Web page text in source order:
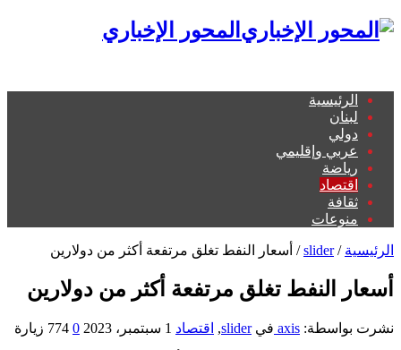
المحور الإخباري
الرئيسية
لبنان
دولي
عربي وإقليمي
رياضة
اقتصاد
ثقافة
منوعات
الرئيسية /
slider
/ أسعار النفط تغلق مرتفعة أكثر من دولارين
أسعار النفط تغلق مرتفعة أكثر من دولارين
نشرت بواسطة: axis فيslider
, اقتصاد 1 سبتمبر، 2023 0 774 زيارة